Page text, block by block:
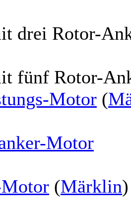
drei Rotor-
fünf Rotor-
Motor (
Motor
(Märklin)